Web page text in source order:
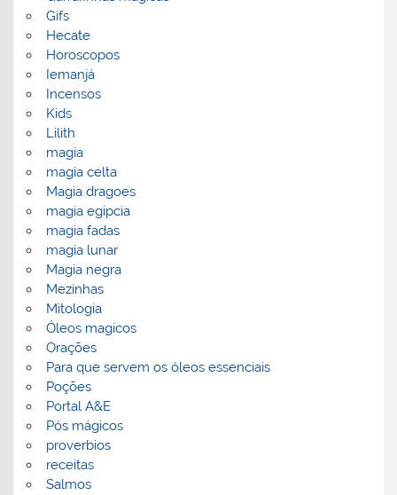
Gifs
Hecate
Horoscopos
Iemanjá
Incensos
Kids
Lilith
magia
magia celta
Magia dragoes
magia egipcia
magia fadas
magia lunar
Magia negra
Mezinhas
Mitologia
Óleos magicos
Orações
Para que servem os óleos essenciais
Poções
Portal A&E
Pós mágicos
proverbios
receitas
Salmos